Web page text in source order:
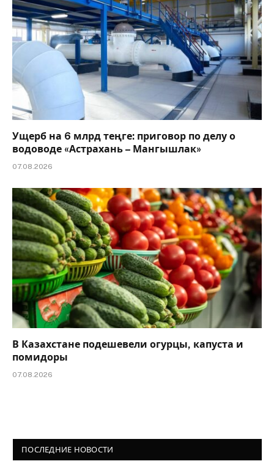
Ущерб на 6 млрд теңге: приговор по делу о
водоводе «Астрахань – Мангышлак»
07.08.2026
В Казахстане подешевели огурцы, капуста и
помидоры
07.08.2026
ПОСЛЕДНИЕ НОВОСТИ